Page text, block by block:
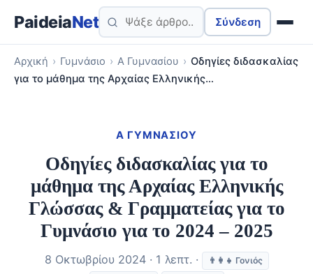
PaideiaNet Σύνδεση
Αρχική › Γυμνάσιο › Α Γυμνασίου › Οδηγίες διδασκαλίας
για το μάθημα της Αρχαίας Ελληνικής…
Α ΓΥΜΝΑΣΊΟΥ
Οδηγίες διδασκαλίας για το
μάθημα της Αρχαίας Ελληνικής
Γλώσσας & Γραμματείας για το
Γυμνάσιο για το 2024 – 2025
8 Οκτωβρίου 2024 · 1 λεπτ. ·
👨‍👩‍👧 Γονιός